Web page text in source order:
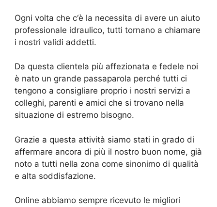
Ogni volta che c‘è la necessita di avere un aiuto
professionale idraulico, tutti tornano a chiamare
i nostri validi addetti.
Da questa clientela più affezionata e fedele noi
è nato un grande passaparola perché tutti ci
tengono a consigliare proprio i nostri servizi a
colleghi, parenti e amici che si trovano nella
situazione di estremo bisogno.
Grazie a questa attività siamo stati in grado di
affermare ancora di più il nostro buon nome, già
noto a tutti nella zona come sinonimo di qualità
e alta soddisfazione.
Online abbiamo sempre ricevuto le migliori